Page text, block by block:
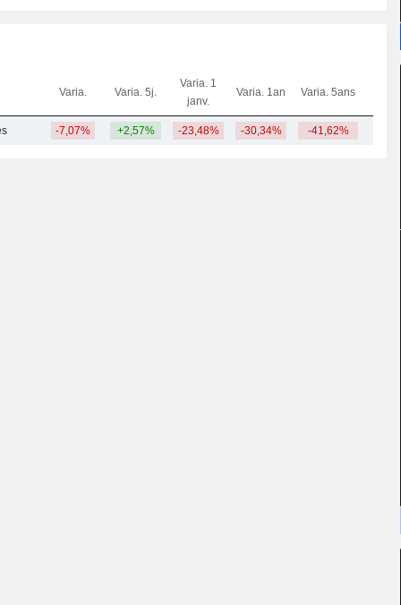
Varia. Varia. 5j.
Varia. 1
janv.
Varia. 1an Varia. 5ans
-7,07% +2,57% -23,48% -30,34% -41,62%